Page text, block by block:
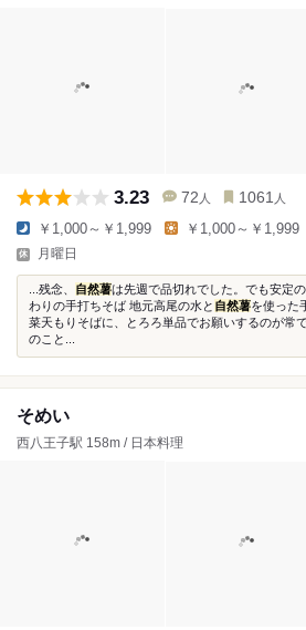
3.23 72 人 1061 人
￥1,000～￥1,999 ￥1,000～￥1,999
月曜日
...残念、 自然薯は先週で品切れでした。でも安定
わりの手打ちそば 地元高尾の水と 自然薯を使った
菜天もりそばに、とろろ単品でお願いするのが常
のこと...
そめい
西八王子駅 158m / 日本料理